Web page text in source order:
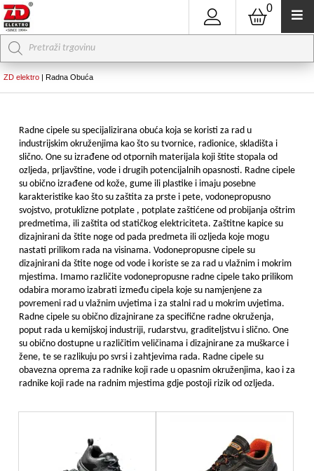
0
Products
search
ZD elektro | Radna Obuća
Radne cipele su specijalizirana obuća koja se koristi za rad u
industrijskim okruženjima kao što su tvornice, radionice, skladišta i
slično. One su izrađene od otpornih materijala koji štite stopala od
ozljeda, prljavštine, vode i drugih potencijalnih opasnosti. Radne cipele
su obično izrađene od kože, gume ili plastike i imaju posebne
karakteristike kao što su zaštita za prste i pete, vodonepropusno
svojstvo, protuklizne potplate , potplate zaštićene od probijanja oštrim
predmetima, ili zaštita od statičkog elektriciteta. Zaštitne kapice su
dizajnirani da štite noge od pada predmeta ili ozljeda koje mogu
nastati prilikom rada na visinama. Vodonepropusne cipele su
dizajnirani da štite noge od vode i koriste se za rad u vlažnim i mokrim
mjestima. Imamo različite vodonepropusne radne cipele tako prilikom
odabira moramo izabrati između cipela koje su namjenjene za
povremeni rad u vlažnim uvjetima i za stalni rad u mokrim uvjetima.
Radne cipele su obično dizajnirane za specifične radne okruženja,
poput rada u kemijskoj industriji, rudarstvu, graditeljstvu i slično. One
su obično dostupne u različitim veličinama i dizajnirane za muškarce i
žene, te se razlikuju po svrsi i zahtjevima rada. Radne cipele su
obavezna oprema za radnike koji rade u opasnim okruženjima, kao i za
radnike koji rade na radnim mjestima gdje postoji rizik od ozljeda.